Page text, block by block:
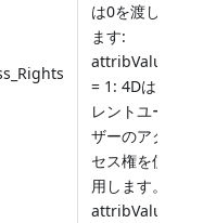
は0を渡し
ます:
attribValue
= 1: 4Dはカ
レントユー
ザーのアク
セス権を使
用します。
attribValue